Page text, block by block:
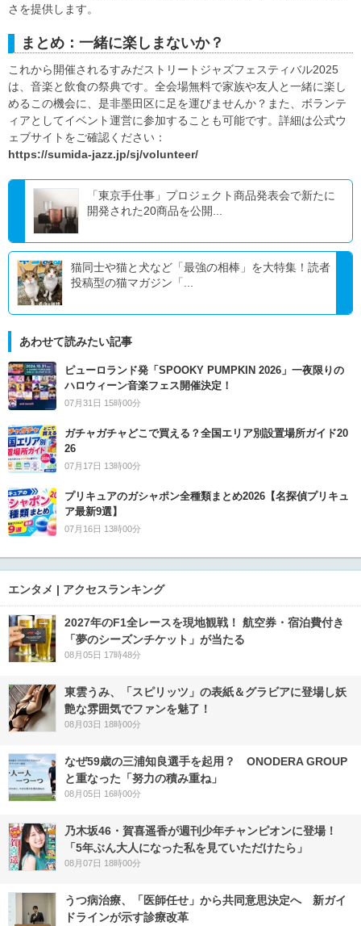
さを提供します。
まとめ：一緒に楽しまないか？
これから開催されるすみだストリートジャズフェスティバル2025
は、音楽と飲食の祭典です。全会場無料で家族や友人と一緒に楽し
めるこの機会に、是非墨田区に足を運びませんか？また、ボランテ
ィアとしてイベント運営に参加することも可能です。詳細は公式ウ
ェブサイトをご確認ください：
https://sumida-jazz.jp/sj/volunteer/
「東京手仕事」プロジェクト商品発表会で新たに
開発された20商品を公開...
猫同士や猫と犬など「最強の相棒」を大特集！読者
投稿型の猫マガジン「...
あわせて読みたい記事
ピューロランド発「SPOOKY PUMPKIN 2026」一夜限りの
ハロウィーン音楽フェス開催決定！
07月31日 15時00分
ガチャガチャどこで買える？全国エリア別設置場所ガイド20
26
07月17日 13時00分
プリキュアのガシャポン全種類まとめ2026【名探偵プリキュ
ア最新9選】
07月16日 13時00分
エンタメ | アクセスランキング
2027年のF1全レースを現地観戦！ 航空券・宿泊費付き
「夢のシーズンチケット」が当たる
08月05日 17時48分
東雲うみ、「スピリッツ」の表紙＆グラビアに登場し妖
艶な雰囲気でファンを魅了！
08月03日 18時00分
なぜ59歳の三浦知良選手を起用？ ONODERA GROUP
と重なった「努力の積み重ね」
08月05日 16時00分
乃木坂46・賀喜遥香が週刊少年チャンピオンに登場！
「5年ぶん大人になった私を見ていただけたら」
08月07日 18時00分
うつ病治療、「医師任せ」から共同意思決定へ 新ガイ
ドラインが示す診療改革